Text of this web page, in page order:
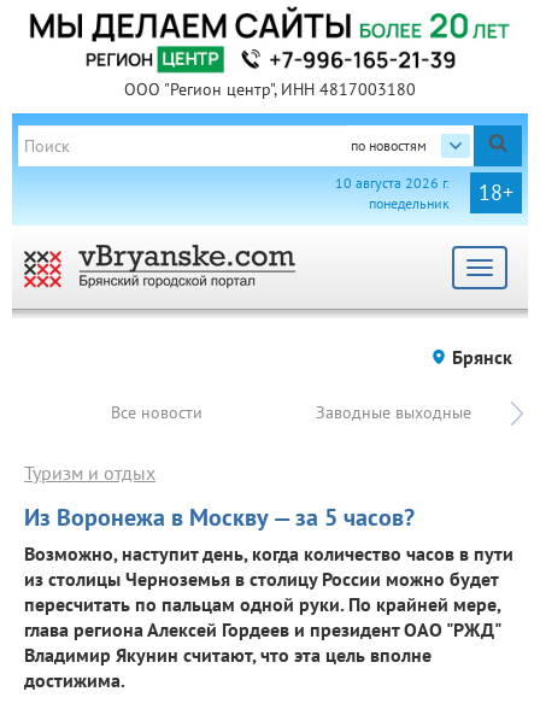
ООО "Регион центр", ИНН 4817003180
по новостям
18+
10 августа 2026 г.
понедельник
Toggle
Брянск
Все новости Заводные выходные
Из Воронежа в Москву — за 5 часов?
Туризм и отдых
Возможно, наступит день, когда количество часов в пути
из столицы Черноземья в столицу России можно будет
пересчитать по пальцам одной руки. По крайней мере,
глава региона Алексей Гордеев и президент ОАО "РЖД"
Владимир Якунин считают, что эта цель вполне
достижима.